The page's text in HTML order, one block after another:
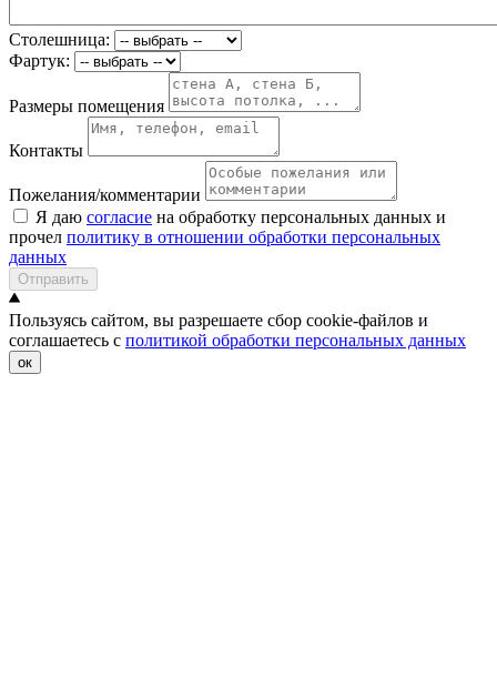
Столешница:
Фартук:
Размеры помещения
Контакты
Пожелания/комментарии
Я даю согласие на обработку персональных данных и
прочел политику в отношении обработки персональных
данных
Отправить
Пользуясь сайтом, вы разрешаете сбор cookie-файлов и
соглашаетесь с политикой обработки персональных данных
ок